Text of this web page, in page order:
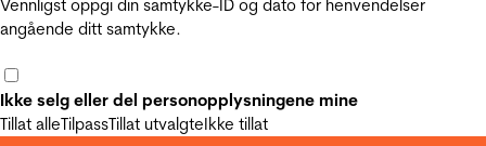
Vennligst oppgi din samtykke-ID og dato for henvendelser
angående ditt samtykke.
Ikke selg eller del personopplysningene mine
Tillat alleTilpassTillat utvalgteIkke tillat